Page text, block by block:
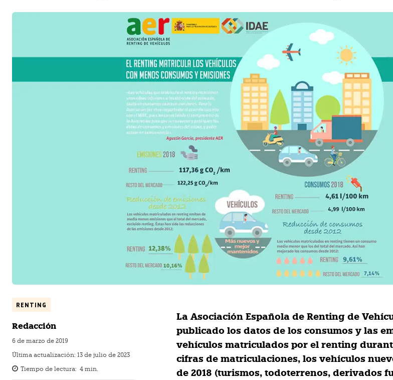
RENTING
Redacción
6 de marzo de 2019
Última actualización: 13 de julio de 2023
Tiempo de lectura: 4 min.
La Asociación Española de Renting de
publicado los datos de los consumos y las
vehículos matriculados por el renting
cifras de matriculaciones, los vehículos
de 2018 (turismos, todoterrenos, derivados